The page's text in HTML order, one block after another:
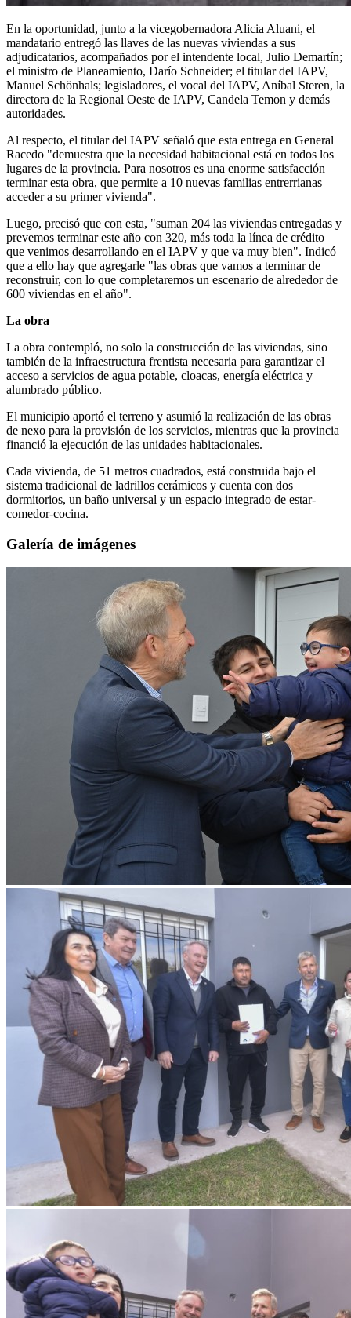
En la oportunidad, junto a la vicegobernadora Alicia Aluani, el
mandatario entregó las llaves de las nuevas viviendas a sus
adjudicatarios, acompañados por el intendente local, Julio Demartín;
el ministro de Planeamiento, Darío Schneider; el titular del IAPV,
Manuel Schönhals; legisladores, el vocal del IAPV, Aníbal Steren, la
directora de la Regional Oeste de IAPV, Candela Temon y demás
autoridades.
Al respecto, el titular del IAPV señaló que esta entrega en General
Racedo "demuestra que la necesidad habitacional está en todos los
lugares de la provincia. Para nosotros es una enorme satisfacción
terminar esta obra, que permite a 10 nuevas familias entrerrianas
acceder a su primer vivienda".
Luego, precisó que con esta, "suman 204 las viviendas entregadas y
prevemos terminar este año con 320, más toda la línea de crédito
que venimos desarrollando en el IAPV y que va muy bien". Indicó
que a ello hay que agregarle "las obras que vamos a terminar de
reconstruir, con lo que completaremos un escenario de alrededor de
600 viviendas en el año".
La obra
La obra contempló, no solo la construcción de las viviendas, sino
también de la infraestructura frentista necesaria para garantizar el
acceso a servicios de agua potable, cloacas, energía eléctrica y
alumbrado público.
El municipio aportó el terreno y asumió la realización de las obras
de nexo para la provisión de los servicios, mientras que la provincia
financió la ejecución de las unidades habitacionales.
Cada vivienda, de 51 metros cuadrados, está construida bajo el
sistema tradicional de ladrillos cerámicos y cuenta con dos
dormitorios, un baño universal y un espacio integrado de estar-
comedor-cocina.
Galería de imágenes